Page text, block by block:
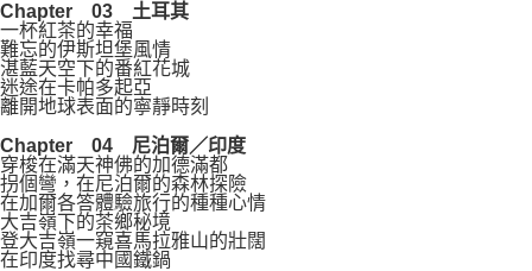
Chapter 03 土耳其
一杯紅茶的幸福
難忘的伊斯坦堡風情
湛藍天空下的番紅花城
迷途在卡帕多起亞
離開地球表面的寧靜時刻
Chapter 04 尼泊爾／印度
穿梭在滿天神佛的加德滿都
拐個彎，在尼泊爾的森林探險
在加爾各答體驗旅行的種種心情
大吉嶺下的茶鄉秘境
登大吉嶺一窺喜馬拉雅山的壯闊
在印度找尋中國鐵鍋